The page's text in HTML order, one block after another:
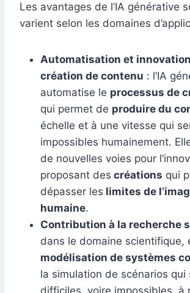
Les avantages de l’IA générative
varient selon les domaines
Automatisation et
création de contenu : l’IA
automatise le processus de
qui permet de produire du
échelle et à une vitesse qui
impossibles humainement.
de nouvelles voies pour
proposant des créations qui
dépasser les limites de
humaine.
Contribution à la recherche
dans le domaine scientifique,
modélisation de systèmes
la simulation de scénarios qui